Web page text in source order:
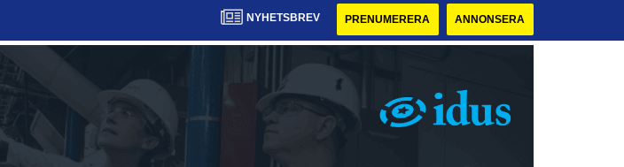
NYHETSBREV PRENUMERERA ANNONSERA